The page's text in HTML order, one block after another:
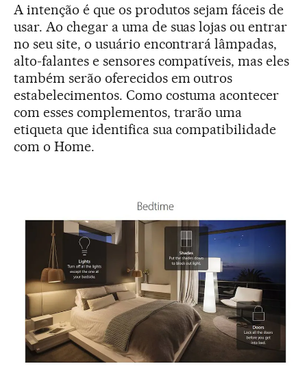
A intenção é que os produtos sejam fáceis de
usar. Ao chegar a uma de suas lojas ou entrar
no seu site, o usuário encontrará lâmpadas,
alto-falantes e sensores compatíveis, mas eles
também serão oferecidos em outros
estabelecimentos. Como costuma acontecer
com esses complementos, trarão uma
etiqueta que identifica sua compatibilidade
com o Home.